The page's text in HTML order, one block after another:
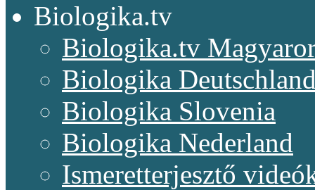
Biologika.tv
Biologika.tv
Biologika
Biologika Slovenia
Biologika Nederland
Ismeretterjesztő